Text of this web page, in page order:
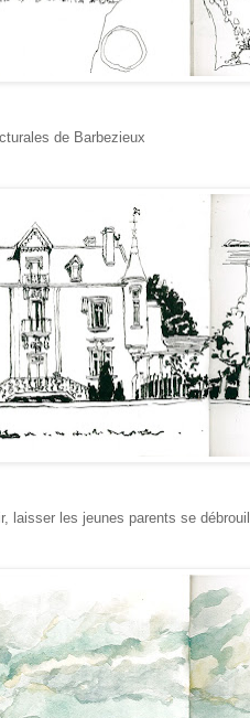
de Barbezieux
laisser les jeunes parents se